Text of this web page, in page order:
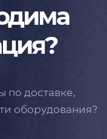
по доставке,
оборудования?